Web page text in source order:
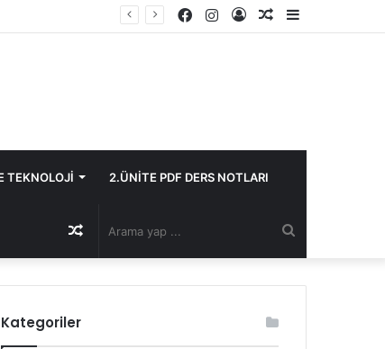
Kenar
Rastgele
Kayıt
Instagram
Facebook
TEKNOLOJİ 2.ÜNİTE PDF DERS NOTLARI
yap
Rastgele
Makale
Kategoriler